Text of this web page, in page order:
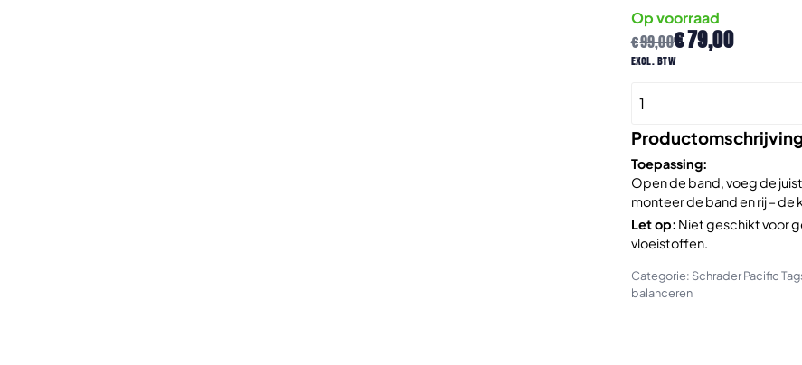
€99,00
Oorspronkelijke
prijs
€99,00.
€79,00
Huidige
prijs
€79,00.
excl. btw
Op voorraad
Productomschrijving
Toepassing:
Open de band, voeg de
monteer de band en rij – de
Let op: Niet geschikt voor
vloeistoffen.
Line
statisch
balanceerkristal
emmer
7,5
KG
aantal
Categorie: Schrader Pacific
balanceren